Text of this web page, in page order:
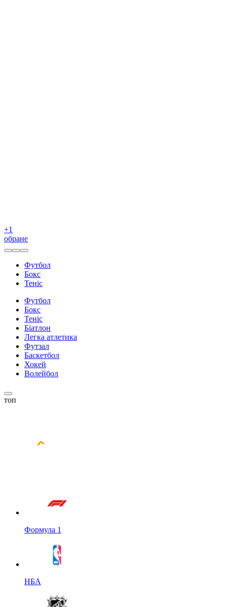
+1
обране
Футбол
Бокс
Теніс
Футбол
Бокс
Теніс
Біатлон
Легка атлетика
Футзал
Баскетбол
Хокей
Волейбол
топ
Формула 1
НБА